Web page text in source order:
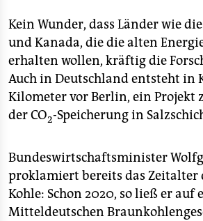
Kein Wunder, dass Länder wie
und Kanada, die die alten
erhalten wollen, kräftig die
Auch in Deutschland entsteht in
Kilometer vor Berlin, ein Projekt
der CO2-Speicherung in
Bundeswirtschaftsminister
proklamiert bereits das Zeitalter
Kohle: Schon 2020, so ließ er auf
Mitteldeutschen